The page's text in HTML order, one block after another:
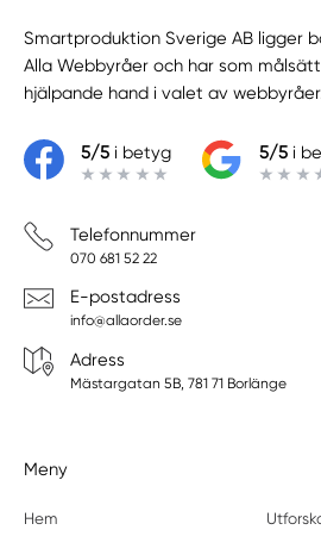
Smartproduktion Sverige AB ligger
Alla Webbyråer och har som
hjälpande hand i valet av
5/5i betyg 5/5i
Telefonnummer
070 681 52 22
E-postadress
info@allaorder.se
Adress
Mästargatan 5B, 781 71 Borlänge
Meny
Hem